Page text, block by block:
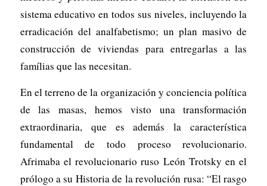
sistema educativo en todos sus niveles, incluyendo la
erradicación del analfabetismo; un plan masivo de
construcción de viviendas para entregarlas a las
famílias que las necesitan.
En el terreno de la organización y conciencia política
de las masas, hemos visto una transformación
extraordinaria, que es además la característica
fundamental de todo proceso revolucionario.
Afrimaba el revolucionario ruso León Trotsky en el
prólogo a su Historia de la revolución rusa: “El rasgo